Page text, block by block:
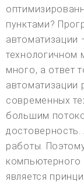
пунктами?
технологичном
много, а ответ
автоматизации
современных
большим
работы.
является